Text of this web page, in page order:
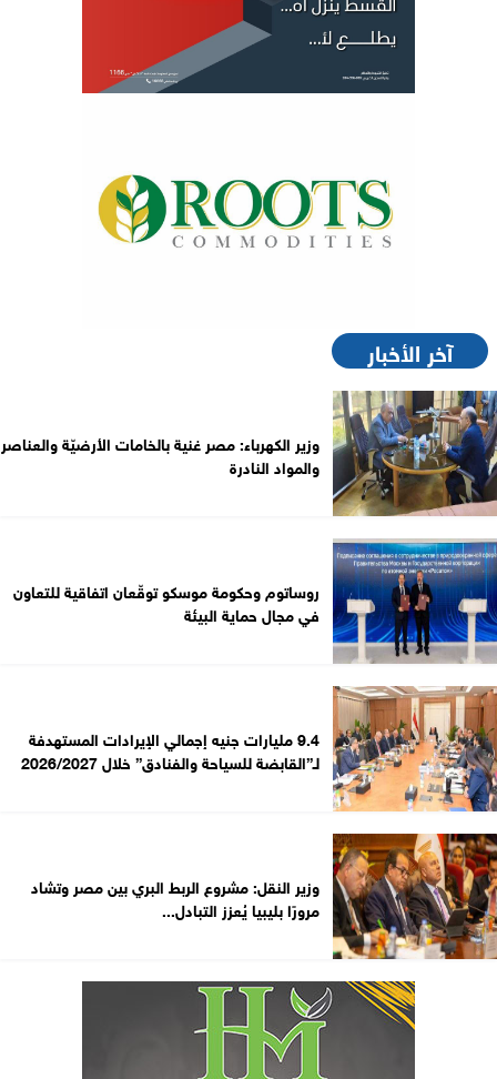
آخر الأخبار
وزير الكهرباء: مصر غنية بالخامات الأرضيّة والعناصر
والمواد النادرة
روساتوم وحكومة موسكو توقّعان اتفاقية للتعاون
في مجال حماية البيئة
9.4 مليارات جنيه إجمالي الإيرادات المستهدفة
لـ”القابضة للسياحة والفنادق” خلال 2026/2027
وزير النقل: مشروع الربط البري بين مصر وتشاد
مرورًا بليبيا يُعزز التبادل...